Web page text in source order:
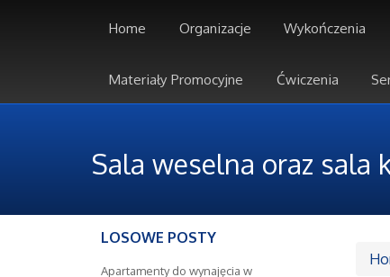
Home Organizacje Wykończenia
Materiały Promocyjne Ćwiczenia
Sala weselna oraz sala
LOSOWE POSTY
Apartamenty do wynajęcia w